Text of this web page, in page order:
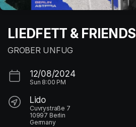
LIEDFETT & FRIENDS
GROBER UNFUG
12/08/2024
Sun 8:00 PM
Lido
Cuvrystraße 7
10997 Berlin
Germany